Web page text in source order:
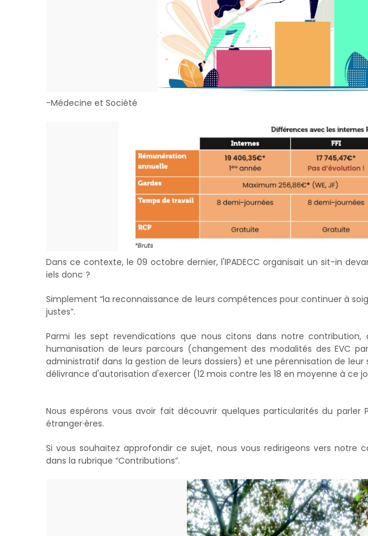
-Médecine et Société
Dans ce contexte, le 09 octobre dernier, l'IPADECC organisait un sit-in
iels donc ?
Simplement “la reconnaissance de leurs compétences pour continuer à
justes”.
Parmi les sept revendications que nous citons dans notre
humanisation de leurs parcours (changement des modalités des EVC
administratif dans la gestion de leurs dossiers) et une pérennisation de
délivrance d'autorisation d'exercer (12 mois contre les 18 en moyenne à ce
Nous espérons vous avoir fait découvrir quelques particularités du parler
étranger·ères.
Si vous souhaitez approfondir ce sujet, nous vous redirigeons vers notre
dans la rubrique “Contributions”.